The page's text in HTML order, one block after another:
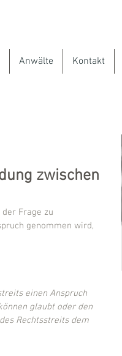
Anwälte Kontakt
zwischen
Frage zu
genommen wird,
einen Anspruch
glaubt oder den
Rechtsstreits dem